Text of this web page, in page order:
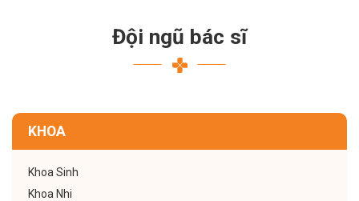
Đội ngũ bác sĩ
KHOA
Khoa Sinh
Khoa Nhi